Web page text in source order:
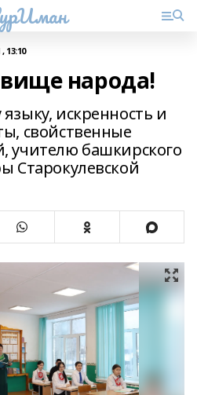
13:10
народа!
искренность и
свойственные
учителю башкирского
Старокулевской